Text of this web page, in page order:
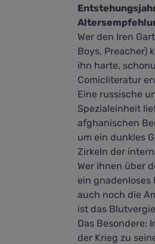
Wer den Iren
Boys, Preacher)
ihn harte,
Comicliteratur
Eine russische
Spezialeinheit
afghanischen
um ein dunkles
Zirkeln der
Wer ihnen über
ein gnadenloses
auch noch die
ist das
Das Besondere:
der Krieg zu